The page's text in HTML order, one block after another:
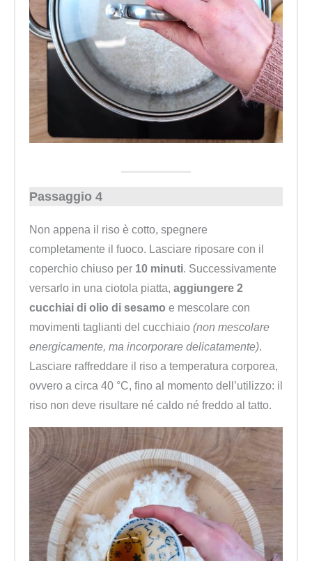
Passaggio 4
Non appena il riso è cotto, spegnere
completamente il fuoco. Lasciare riposare con il
coperchio chiuso per 10 minuti. Successivamente
versarlo in una ciotola piatta, aggiungere 2
cucchiai di olio di sesamo e mescolare con
movimenti taglianti del cucchiaio (non mescolare
energicamente, ma incorporare delicatamente).
Lasciare raffreddare il riso a temperatura corporea,
ovvero a circa 40 °C, fino al momento dell’utilizzo: il
riso non deve risultare né caldo né freddo al tatto.